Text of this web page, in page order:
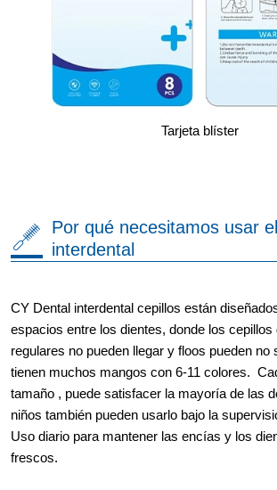
Tarjeta blíster
Por qué necesitamos usar
interdental
CY Dental interdental cepillos están
espacios entre los dientes, donde los cepillos
regulares no pueden llegar y floos pueden no
tienen muchos mangos con 6-11 colores.
tamaño , puede satisfacer la mayoría de las
niños también pueden usarlo bajo la
Uso diario para mantener las encías y los
frescos.